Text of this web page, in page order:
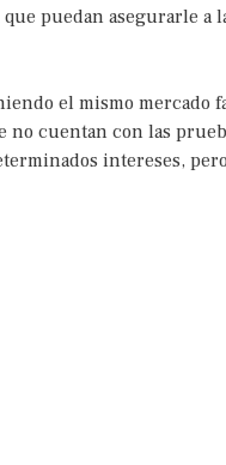
puedan asegurarle a
el mismo mercado
cuentan con las
intereses,